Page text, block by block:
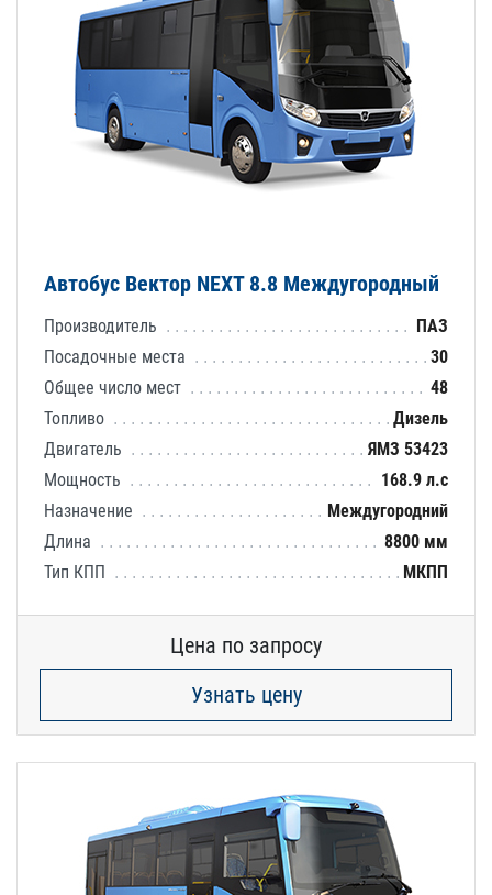
Автобус Вектор NEXT 8.8 Междугородный
Производитель
ПАЗ
Посадочные места
30
Общее число мест
48
Топливо
Дизель
Двигатель
ЯМЗ 53423
Мощность
168.9 л.с
Назначение
Междугородний
Длина
8800 мм
Тип КПП
МКПП
Цена по запросу
Узнать цену